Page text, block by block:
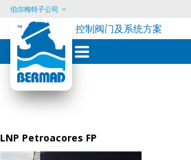
Skip
content
伯尔梅特子公司
控制阀门及系统方案
LNP Petroacores FP